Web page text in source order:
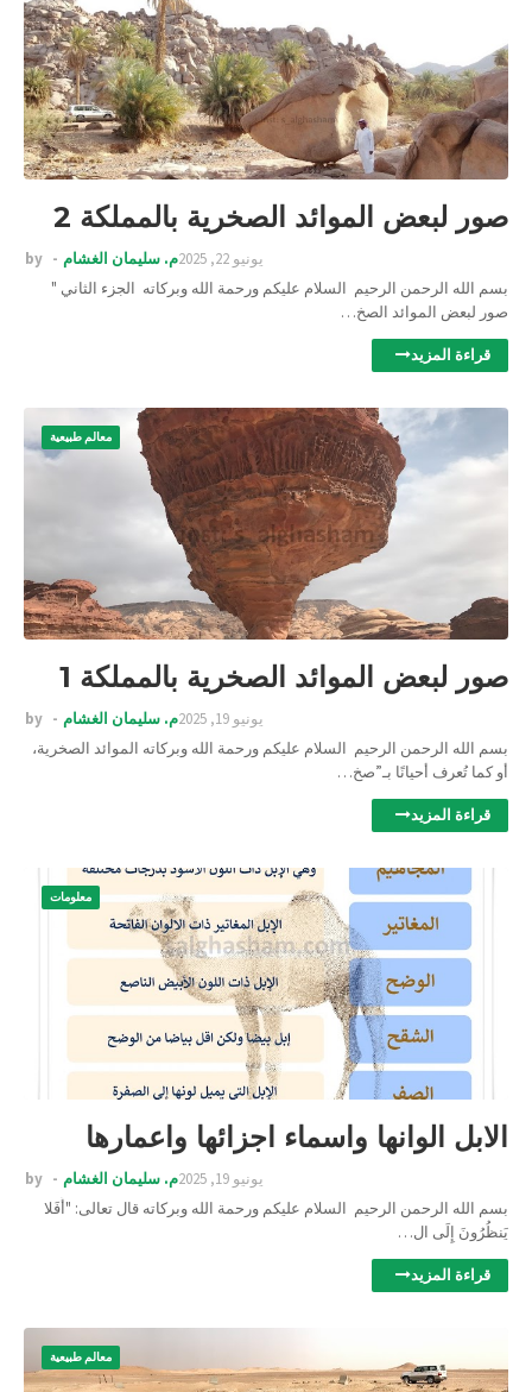
صور لبعض الموائد الصخرية بالمملكة 2
by م. سليمان الغشام
يونيو 22, 2025
بسم الله الرحمن الرحيم السلام عليكم ورحمة الله وبركاته الجزء الثاني "
صور لبعض الموائد الصخ…
قراءة المزيد
معالم طبيعية
صور لبعض الموائد الصخرية بالمملكة 1
by م. سليمان الغشام
يونيو 19, 2025
بسم الله الرحمن الرحيم السلام عليكم ورحمة الله وبركاته الموائد الصخرية،
أو كما تُعرف أحيانًا بـ”صخ…
قراءة المزيد
معلومات
الابل الوانها واسماء اجزائها واعمارها
by م. سليمان الغشام
يونيو 19, 2025
بسم الله الرحمن الرحيم السلام عليكم ورحمة الله وبركاته قال تعالى: "أَفَلا
يَنظُرُونَ إِلَى ال…
قراءة المزيد
معالم طبيعية